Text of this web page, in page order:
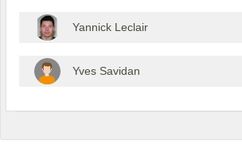
Yannick Leclair
Yves Savidan